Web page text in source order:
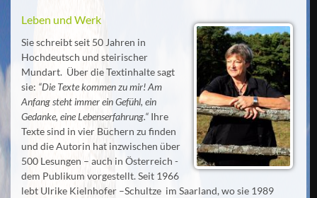
Leben und Werk
Sie schreibt seit 50 Jahren in
Hochdeutsch und steirischer
Mundart. Über die Textinhalte sagt
sie: “Die Texte kommen zu mir! Am
Anfang steht immer ein Gefühl, ein
Gedanke, eine Lebenserfahrung.“ Ihre
Texte sind in vier Büchern zu finden
und die Autorin hat inzwischen über
500 Lesungen – auch in Österreich -
dem Publikum vorgestellt. Seit 1966
lebt Ulrike Kielnhofer –Schultze im Saarland, wo sie 1989